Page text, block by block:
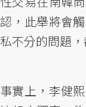
認，此舉將會
私不分的問題，
事實上，李健